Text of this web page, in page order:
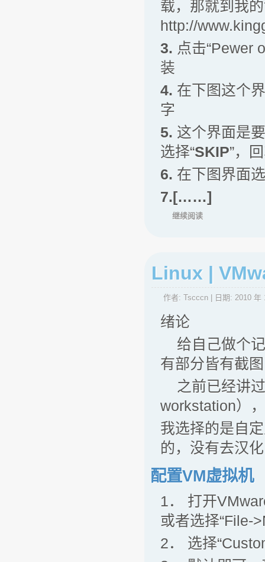
载，那就到我
http://
3. 点击“Pewer
装
4. 在下图这个
字
5. 这个界面是
选择“SKIP”，
6. 在下图界面
7.[……]
继续阅读
Linux |
作者: Tscccn | 日期: 2010 年
绪论
给自己做个记
有部分皆有截
之前已经讲过
workstation）
我选择的是自
的，没有去汉化
配置VM虚拟机
1． 打开
或者选择“File-
2． 选择